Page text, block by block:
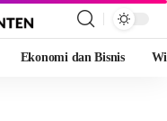
Ekonomi dan Bisnis